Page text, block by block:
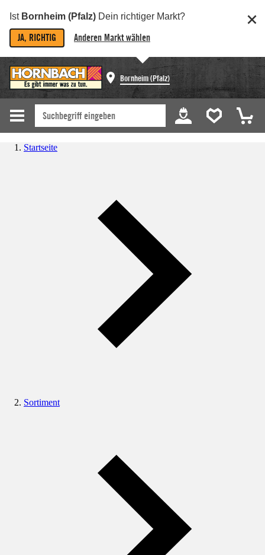
Ist Bornheim (Pfalz) Dein richtiger Markt?
JA, RICHTIG Anderen Markt wählen
Bornheim (Pfalz)
Startseite
Sortiment